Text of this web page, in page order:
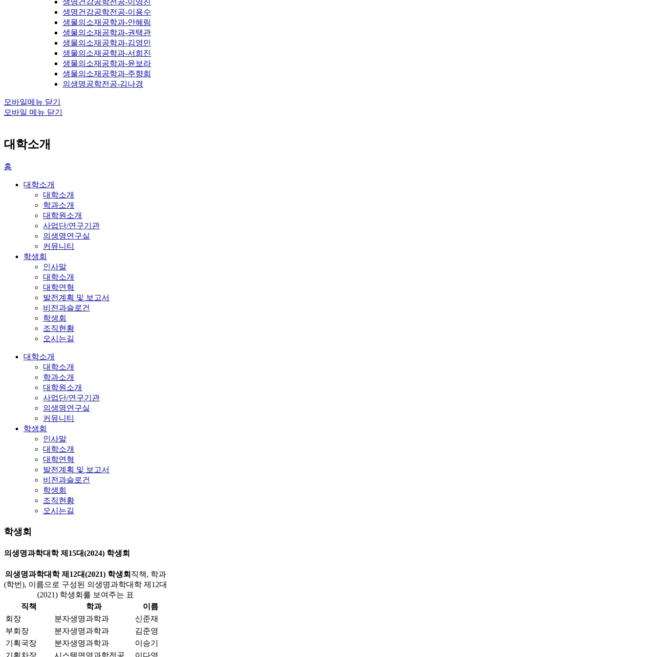
생명건강공학전공-이영진
생명건강공학전공-이용수
생물의소재공학과-안혜림
생물의소재공학과-권택관
생물의소재공학과-김영민
생물의소재공학과-서희진
생물의소재공학과-윤보라
생물의소재공학과-주향희
의생명공학전공-김나경
모바일메뉴 닫기
모바일 메뉴 닫기
대학소개
홈
대학소개
대학소개
학과소개
대학원소개
사업단/연구기관
의생명연구실
커뮤니티
학생회
인사말
대학소개
대학연혁
발전계획 및 보고서
비전과슬로건
학생회
조직현황
오시는길
대학소개
대학소개
학과소개
대학원소개
사업단/연구기관
의생명연구실
커뮤니티
학생회
인사말
대학소개
대학연혁
발전계획 및 보고서
비전과슬로건
학생회
조직현황
오시는길
학생회
의생명과학대학 제15대(2024) 학생회
의생명과학대학 제12대(2021) 학생회 직책, 학과
(학번), 이름으로 구성된 의생명과학대학 제12대
(2021) 학생회를 보여주는 표
직책
학과
이름
회장
분자생명과학과
신준재
부회장
분자생명과학과
김준영
기획국장
분자생명과학과
이승기
기획차장
시스템면역과학전공 이다영